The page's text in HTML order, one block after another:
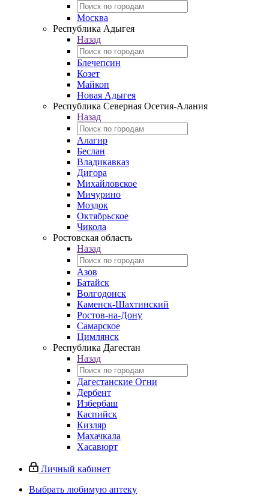
Москва
Республика Адыгея
Назад
Блечепсин
Козет
Майкоп
Новая Адыгея
Республика Северная Осетия-Алания
Назад
Алагир
Беслан
Владикавказ
Дигора
Михайловское
Мичурино
Моздок
Октябрьское
Чикола
Ростовская область
Назад
Азов
Батайск
Волгодонск
Каменск-Шахтинский
Ростов-на-Дону
Самарское
Цимлянск
Республика Дагестан
Назад
Дагестанские Огни
Дербент
Избербаш
Каспийск
Кизляр
Махачкала
Хасавюрт
Личный кабинет
Выбрать любимую аптеку